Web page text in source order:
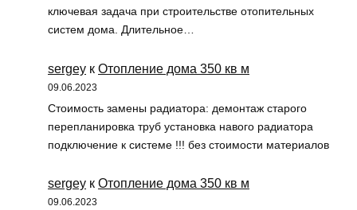
ключевая задача при строительстве отопительных
систем дома. Длительное…
sergey к Отопление дома 350 кв м
09.06.2023
Стоимость замены радиатора: демонтаж старого
перепланировка труб установка навого радиатора
подключение к системе !!! без стоимости материалов
sergey к Отопление дома 350 кв м
09.06.2023